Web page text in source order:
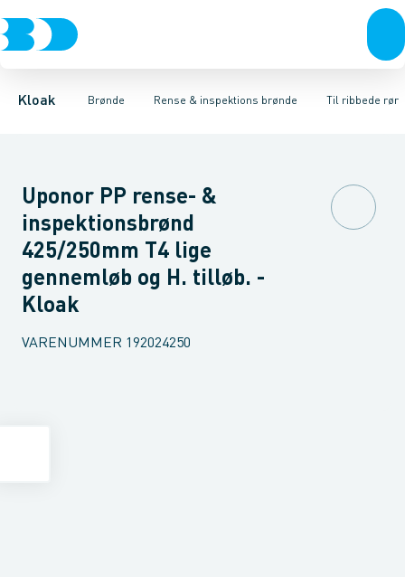
Kloak Brønde
Rør & fittingsBrønde BrøndgodsLinjeafvanding Tanke,
Rense & inspektions brønde
Rense & inspektions brøndeOpføringsrør & tilbehørTil ribbede rør
Til glatte rørTil ribbede rørTil x-stream rør
Uponor PP rense- &
inspektionsbrønd
425/250mm T4 lige
gennemløb og H. tilløb. -
Kloak
VARENUMMER 192024250